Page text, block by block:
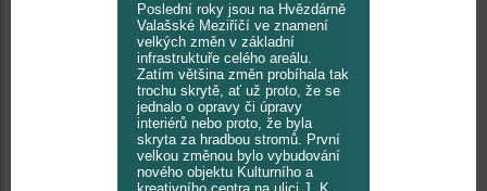
Poslední roky jsou na Hvězdárně
Valašské Meziříčí ve znamení
velkých změn v základní
infrastruktuře celého areálu.
Zatím většina změn probíhala tak
trochu skrytě, ať už proto, že se
jednalo o opravy či úpravy
interiérů nebo proto, že byla
skryta za hradbou stromů. První
velkou změnou bylo vybudování
nového objektu Kulturního a